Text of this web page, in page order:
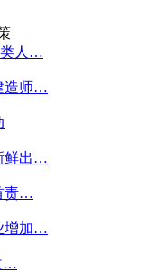
类人…
造师…
鲜出…
责…
增加…
…